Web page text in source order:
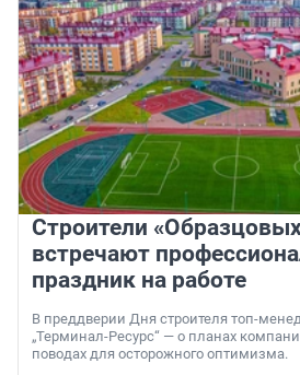
Строители
встречают
праздник на работе
В преддверии Дня строителя топ-
„Терминал-Ресурс“ — о планах
поводах для осторожного оптимизма.